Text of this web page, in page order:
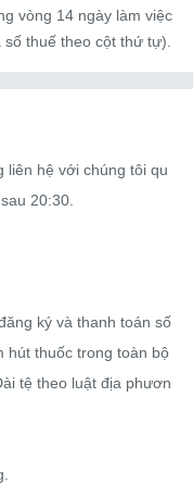
vòng 14 ngày làm việc
thuế theo cột thứ tự).
liên hệ với chúng tôi qu
20:30.
ký và thanh toán số
hút thuốc trong toàn bộ
tệ theo luật địa phươn